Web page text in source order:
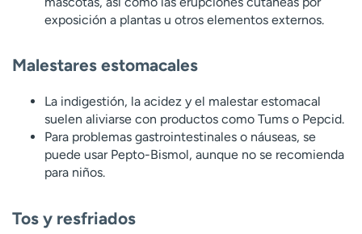
exposición a plantas u otros elementos externos.
Malestares estomacales
La indigestión, la acidez y el malestar estomacal
suelen aliviarse con productos como Tums o Pepcid.
Para problemas gastrointestinales o náuseas, se
puede usar Pepto-Bismol, aunque no se recomienda
para niños.
Tos y resfriados